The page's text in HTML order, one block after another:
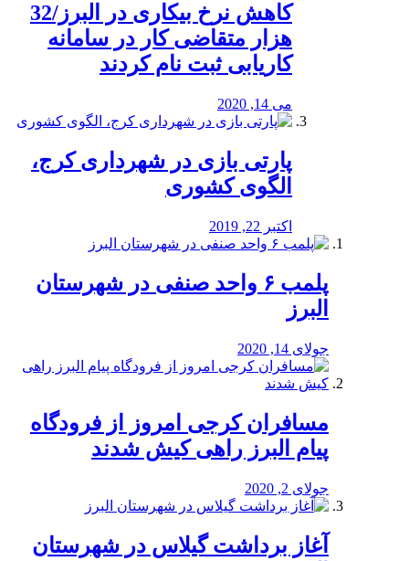
کاهش نرخ بیکاری در البرز/32
هزار متقاضی کار در سامانه
کاریابی ثبت نام کردند
می 14, 2020
پارتی بازی در شهرداری کرج،
الگوی کشوری
اکتبر 22, 2019
پلمب ۶ واحد صنفی در شهرستان
البرز
جولای 14, 2020
مسافران کرجی امروز از فرودگاه
پیام البرز راهی کیش شدند
جولای 2, 2020
آغاز برداشت گیلاس در شهرستان